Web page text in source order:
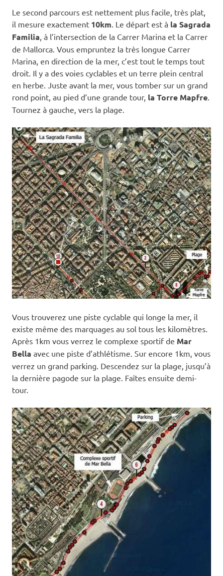
Le second parcours est nettement plus facile, très plat,
il mesure exactement 10km. Le départ est à la Sagrada
Familia, à l’intersection de la Carrer Marina et la Carrer
de Mallorca. Vous empruntez la très longue Carrer
Marina, en direction de la mer, c’est tout le temps tout
droit. Il y a des voies cyclables et un terre plein central
en herbe. Juste avant la mer, vous tomber sur un grand
rond point, au pied d’une grande tour, la Torre Mapfre.
Tournez à gauche, vers la plage.
Vous trouverez une piste cyclable qui longe la mer, il
existe même des marquages au sol tous les kilomètres.
Après 1km vous verrez le complexe sportif de Mar
Bella avec une piste d’athlétisme. Sur encore 1km, vous
verrez un grand parking. Descendez sur la plage, jusqu’à
la dernière pagode sur la plage. Faîtes ensuite demi-
tour.